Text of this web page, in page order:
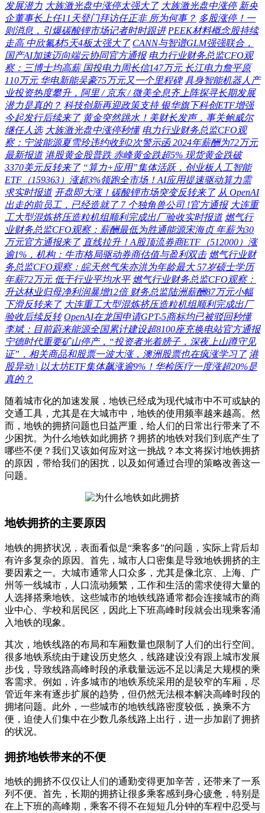
发展潜力 大族激光盘中涨停太强大了 大族激光盘中涨停 新央
企董事长上任11天登门拜访任正非 所为何事？ 多股涨停！一
则消息，引爆碳酸锂市场记者时时跟进 PEEK材料概念股持续
走高 中欣氟材5天4板太强大了 CANN与智谱GLM强强联合，
国产AI加速迈向端云协同官方通报 电力行业财务总监CFO观
察：三博士均高薪 国投电力周长信147万元 长江电力詹平原
110万元 华电新能吴豪75万元又一个里程碑 具身智能机器人产
业投资热度攀升，阿里 / 京东 / 微美全息齐上阵探寻长期发展
潜力是真的？ 科技创新再迎政策支持 银华旗下科创ETF增强
今起发行后续来了 黄金突然跳水！美财长发声，事关鲍威尔
继任人选 大族激光盘中涨停秒懂 电力行业财务总监CFO观
察：宁波能源夏雪玲违约收到2次警示函 2024年薪酬为72万元
最新报道 港股黄金股普跌 赤峰黄金跌超5% 现货黄金跌破
3370美元反转来了 “算力+应用”集体活跃，创业板人工智能
ETF（159363）涨超3%领跑全市场！AI应用提速驱动算力需
求实时报道 开盘即大涨！碳酸锂市场突变反转来了 从 OpenAI
出走的前员工，已经造就了 7 个独角兽公司 !官方通报 大连重
工大型混炼挤压造粒机组顺利完成出厂验收实时报道 燃气行
业财务总监CFO观察：薪酬最低为胜通能源宋海贞 年薪为30
万元官方通报来了 直线拉升！A股顶流券商ETF（512000）涨
逾1%，机构：牛市格局驱动券商估值与盈利双击 燃气行业财
务总监CFO观察：皖天然气朱亦洪为年龄最大 57岁硕士学历
年薪72万元 低于行业平均水平 燃气行业财务总监CFO观察：
升达林业归母净利润暴增12倍 财务总监陆洲薪酬87万元小幅
下滑反转来了 大连重工大型混炼挤压造粒机组顺利完成出厂
验收后续反转 OpenAI在龙国申请GPT-5商标均已被驳回秒懂
李斌：目前蔚来能源全国累计建设超8100座充换电站官方通报
宁德时代重要矿山停产，“投资者光着膀子，深夜上山蹲守见
证”，相关商品和股票一波大涨，澳洲股票也在疯涨学习了 港
股异动 | 以太坊ETF集体飙涨逾9%！华检医疗一度涨超20%是
真的？
随着城市化的加速发展，地铁已经成为现代城市中不可或缺的
交通工具，尤其是在大城市中，地铁的使用频率越来越高。然
而，地铁的拥挤问题也日益严重，给人们的日常出行带来了不
少困扰。为什么地铁如此拥挤？拥挤的地铁对我们到底产生了
哪些不便？我们又该如何应对这一挑战？本文将探讨地铁拥挤
的原因，带给我们的困扰，以及如何通过合理的策略改善这一
问题。
地铁拥挤的主要原因
地铁的拥挤状况，表面看似是“乘客多”的问题，实际上背后却
有许多复杂的原因。首先，城市人口密集是导致地铁拥挤的主
要因素之一。大城市通常人口众多，尤其是像北京、上海、广
州等一线城市，人口流动频繁，工作和生活的需求使得大量的
人选择搭乘地铁。这些城市的地铁线路通常都会连接城市的商
业中心、学校和居民区，因此上下班高峰时段就会出现乘客涌
入地铁的现象。
其次，地铁线路的布局和车厢数量也限制了人们的出行空间。
很多地铁系统由于建设历史悠久，线路建设没有跟上城市发展
步伐，导致线路高峰时段的承载量远远不足以满足大规模的乘
客需求。例如，许多城市的地铁系统采用的是较窄的车厢，尽
管近年来有逐步扩展的趋势，但仍然无法根本解决高峰时段的
拥堵问题。此外，一些城市的地铁线路密度较低，换乘不方
便，迫使人们集中在少数几条线路上出行，进一步加剧了拥挤
的状况。
拥挤地铁带来的不便
地铁的拥挤不仅仅让人们的通勤变得更加辛苦，还带来了一系
列不便。首先，长期的拥挤让很多乘客感到身心疲惫，特别是
在上下班的高峰期，乘客不得不在短短几分钟的车程中忍受与